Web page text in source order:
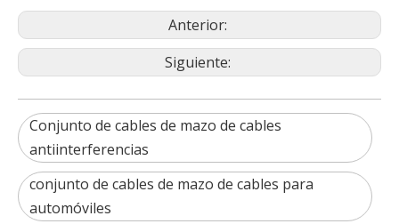
Anterior:
Siguiente:
Conjunto de cables de mazo de cables
antiinterferencias
conjunto de cables de mazo de cables para
automóviles